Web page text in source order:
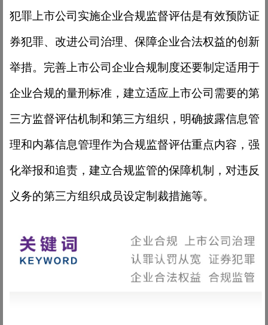
犯罪上市公司实施企业合规监督评估是有效预防证
券犯罪、改进公司治理、保障企业合法权益的创新
举措。完善上市公司企业合规制度还要制定适用于
企业合规的量刑标准，建立适应上市公司需要的第
三方监督评估机制和第三方组织，明确披露信息管
理和内幕信息管理作为合规监督评估重点内容，强
化举报和追责，建立合规监管的保障机制，对违反
义务的第三方组织成员设定制裁措施等。